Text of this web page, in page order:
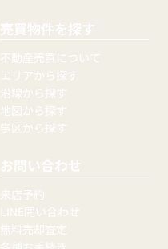
売買物件を探す
不動産売買について
エリアから探す
沿線から探す
地図から探す
学区から探す
お問い合わせ
来店予約
LINE問い合わせ
無料売却査定